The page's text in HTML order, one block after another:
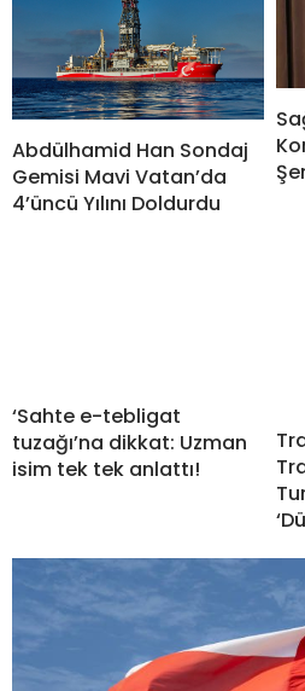
Abdülhamid Han Sondaj
Gemisi Mavi Vatan’da
4’üncü Yılını Doldurdu
‘Sahte e-tebligat
tuzağı’na dikkat: Uzman
isim tek tek anlattı!